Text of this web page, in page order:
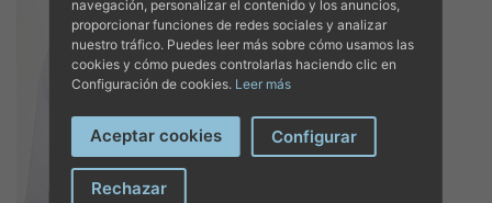
navegación, personalizar el contenido y los anuncios,
proporcionar funciones de redes sociales y analizar
nuestro tráfico. Puedes leer más sobre cómo usamos las
cookies y cómo puedes controlarlas haciendo clic en
Configuración de cookies. Leer más
Aceptar cookies Configurar
Rechazar